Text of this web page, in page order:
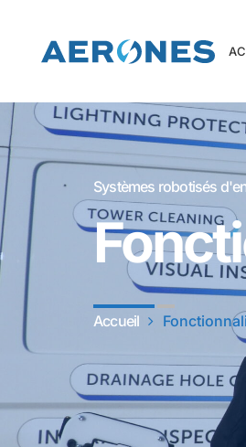
Systèmes robotisés
Accueil